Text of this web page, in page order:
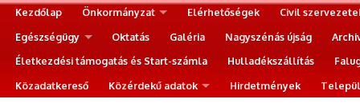
Kezdőlap Önkormányzat Elérhetőségek
Civil
Egészségügy
Oktatás Galéria Nagyszénás újság
Életkezdési támogatás és Start-számla
Hulladékszállítás
Közadatkereső
Közérdekű adatok Hirdetmények